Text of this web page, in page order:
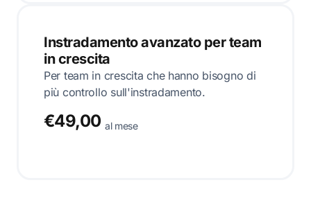
Instradamento avanzato per team
in crescita
Per team in crescita che hanno bisogno di
più controllo sull'instradamento.
€49,00 al mese